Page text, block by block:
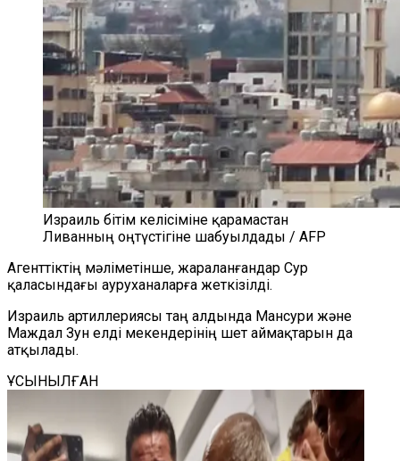
Израиль бітім келісіміне қарамастан
Ливанның оңтүстігіне шабуылдады / AFP
Агенттіктің мәліметінше, жараланғандар Сур
қаласындағы ауруханаларға жеткізілді.
Израиль артиллериясы таң алдында Мансури және
Маждал Зун елді мекендерінің шет аймақтарын да
атқылады.
ҰСЫНЫЛҒАН